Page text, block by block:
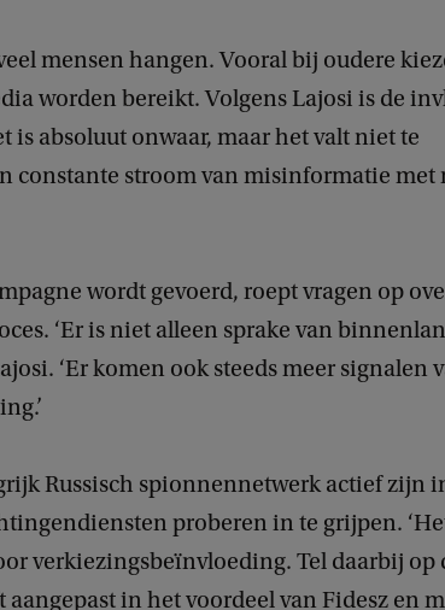
mensen hangen. Vooral bij oudere
worden bereikt. Volgens Lajosi is de
is absoluut onwaar, maar het valt niet te
constante stroom van misinformatie met
wordt gevoerd, roept vragen op
‘Er is niet alleen sprake van
‘Er komen ook steeds meer signalen
Russisch spionnennetwerk actief zijn
proberen in te grijpen.
verkiezingsbeïnvloeding. Tel daarbij op
in het voordeel van Fidesz en